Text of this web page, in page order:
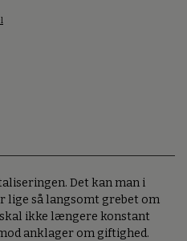
Det kan man i
lige så langsomt grebet om
ikke længere konstant
anklager om giftighed.